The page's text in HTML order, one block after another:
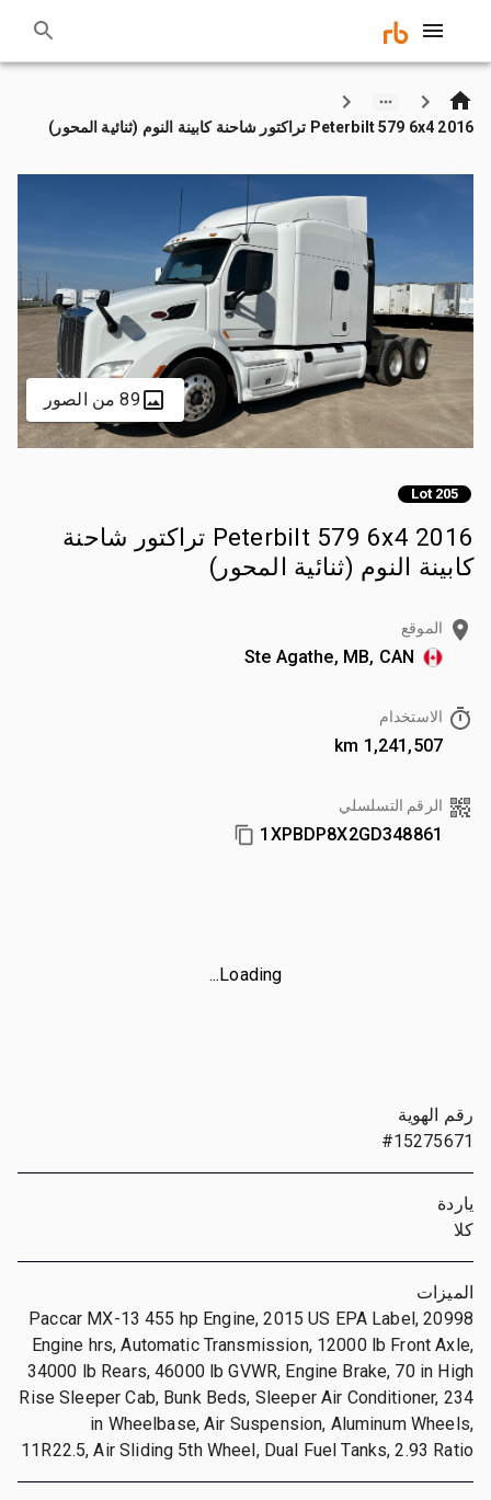
2016 Peterbilt 579 6x4 تراكتور شاحنة كابينة النوم (ثنائية المحور)
89 من الصور
Lot 205
2016 Peterbilt 579 6x4 تراكتور شاحنة
كابينة النوم (ثنائية المحور)
الموقع
Ste Agathe, MB, CAN
الاستخدام
1,241,507 km
الرقم التسلسلي
1XPBDP8X2GD348861
Loading...
رقم الهوية
#15275671
ياردة
كلا
الميزات
Paccar MX-13 455 hp Engine, 2015 US EPA Label, 20998
Engine hrs, Automatic Transmission, 12000 lb Front Axle,
34000 lb Rears, 46000 lb GVWR, Engine Brake, 70 in High
Rise Sleeper Cab, Bunk Beds, Sleeper Air Conditioner, 234
in Wheelbase, Air Suspension, Aluminum Wheels,
11R22.5, Air Sliding 5th Wheel, Dual Fuel Tanks, 2.93 Ratio